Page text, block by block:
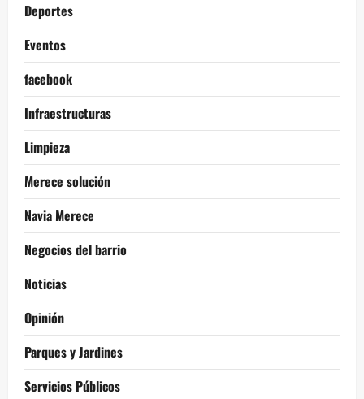
Deportes
Eventos
facebook
Infraestructuras
Limpieza
Merece solución
Navia Merece
Negocios del barrio
Noticias
Opinión
Parques y Jardines
Servicios Públicos